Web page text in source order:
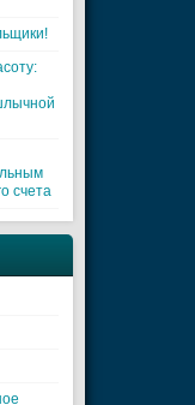
счета